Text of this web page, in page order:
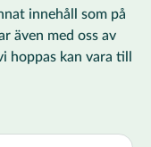
innehåll som på
även med oss av
hoppas kan vara till